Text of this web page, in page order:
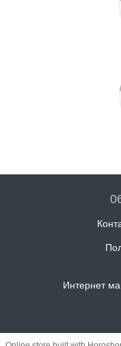
Интернет